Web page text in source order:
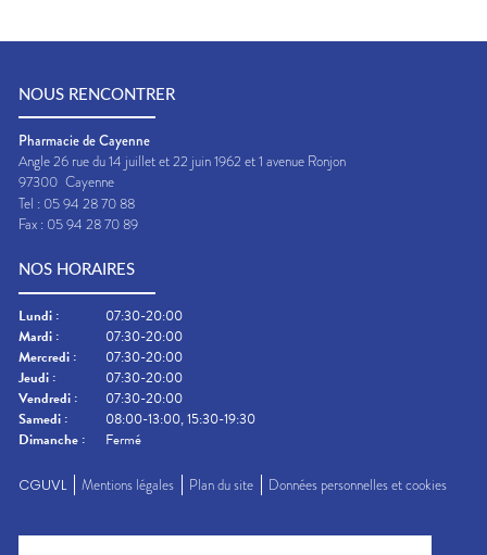
NOUS RENCONTRER
Pharmacie de Cayenne
Angle 26 rue du 14 juillet et 22 juin 1962 et 1 avenue Ronjon
97300 Cayenne
Tel : 05 94 28 70 88
Fax : 05 94 28 70 89
NOS HORAIRES
Lundi :
07:30-20:00
Mardi :
07:30-20:00
Mercredi :
07:30-20:00
Jeudi :
07:30-20:00
Vendredi :
07:30-20:00
Samedi :
08:00-13:00, 15:30-19:30
Dimanche : Fermé
CGUVL Mentions légales Plan du site Données personnelles et cookies